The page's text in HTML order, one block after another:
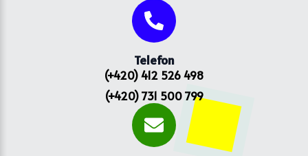
Telefon
(+420) 412 526 498
(+420) 731 500 799